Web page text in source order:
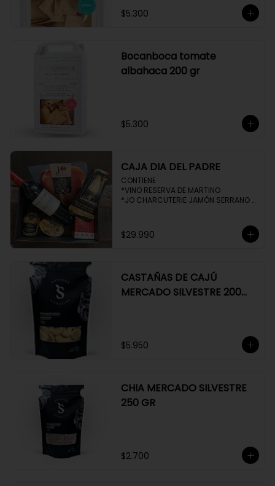
$5.300
Bocanboca tomate
albahaca 200 gr
$5.300
CAJA DIA DEL PADRE
CONTIENE
*VINO RESERVA DE MARTINO
*JO CHARCUTERIE JAMÓN SERRANO
*HENAFF MOUSSE DE CANARD
*NAT CRACKERS PEQUEÑAS
$29.990
CASTAÑAS DE CAJÚ
MERCADO SILVESTRE 200
$5.950
CHIA MERCADO SILVESTRE
250 GR
$2.700